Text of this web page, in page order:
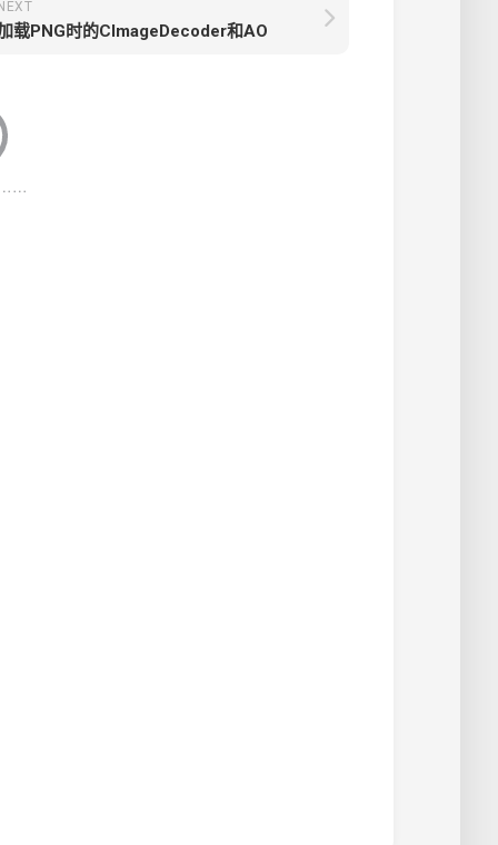
载PNG时的CImageDecoder和AO